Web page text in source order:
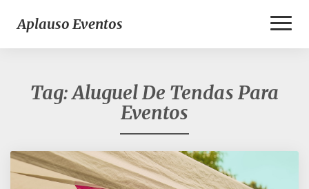
Aplauso Eventos
Tag:Aluguel De Tendas Para
Eventos